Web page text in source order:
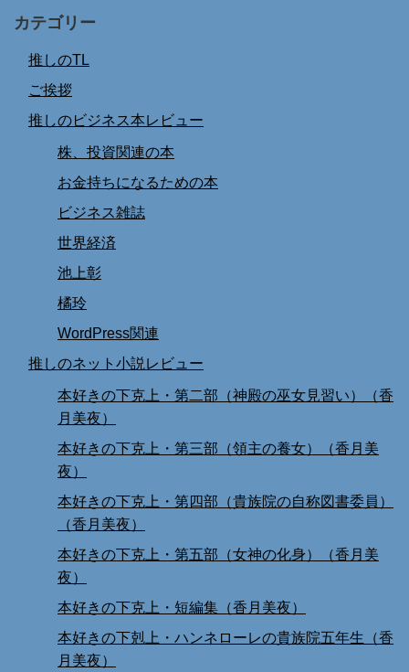
カテゴリー
推しのTL
ご挨拶
推しのビジネス本レビュー
株、投資関連の本
お金持ちになるための本
ビジネス雑誌
世界経済
池上彰
橘玲
WordPress関連
推しのネット小説レビュー
本好きの下克上・第二部（神殿の巫女見習い）（香
月美夜）
本好きの下克上・第三部（領主の養女）（香月美
夜）
本好きの下克上・第四部（貴族院の自称図書委員）
（香月美夜）
本好きの下克上・第五部（女神の化身）（香月美
夜）
本好きの下克上・短編集（香月美夜）
本好きの下剋上・ハンネローレの貴族院五年生（香
月美夜）